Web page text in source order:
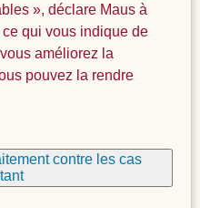
», déclare Maus à
qui vous indique de
améliorez la
pouvez la rendre
contre les cas